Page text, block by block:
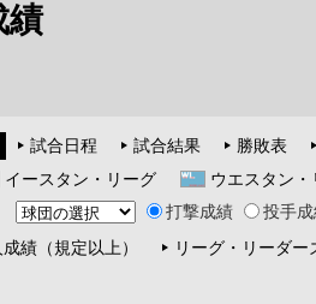
績
試合日程 試合結果
勝敗表
イースタン・リーグ
ウエスタン・
打撃成績
投手
績（規定以上）
リーグ・リーダー